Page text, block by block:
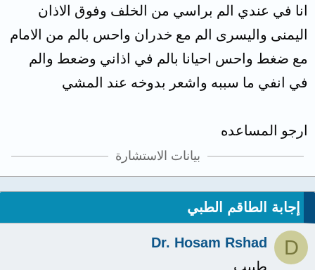
انا في عندي الم براسي من الخلف وفوق الاذان
اليمنى واليسرى الم مع خدران واحس بالم من الامام
مع ضغط واحس احيانا بالم في اذاني وضعط والم
في انفي ما سببه واشعر بدوخه عند المشي
ارجو المساعده
بيانات الاستشارة
إجابة الطاقم الطبي
D
Dr. Hosam Rshad
طبيب